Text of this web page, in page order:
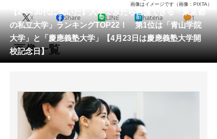
メディア
注目記事を集めた総合ページ
スマホと通信の最新トレンド
進化するPCとデバイスの未来
好きが集まる 比べて選べる
【20～30代に聞いた】入学できたら自慢できる「東京都
の私立大学」ランキングTOP22！ 第1位は「青山学院
大学」と「慶應義塾大学」【4月23日は慶應義塾大学開
校記念日】
画像はイメージです（画像：PIXTA）
X Share LINE hatena 1
画像一覧